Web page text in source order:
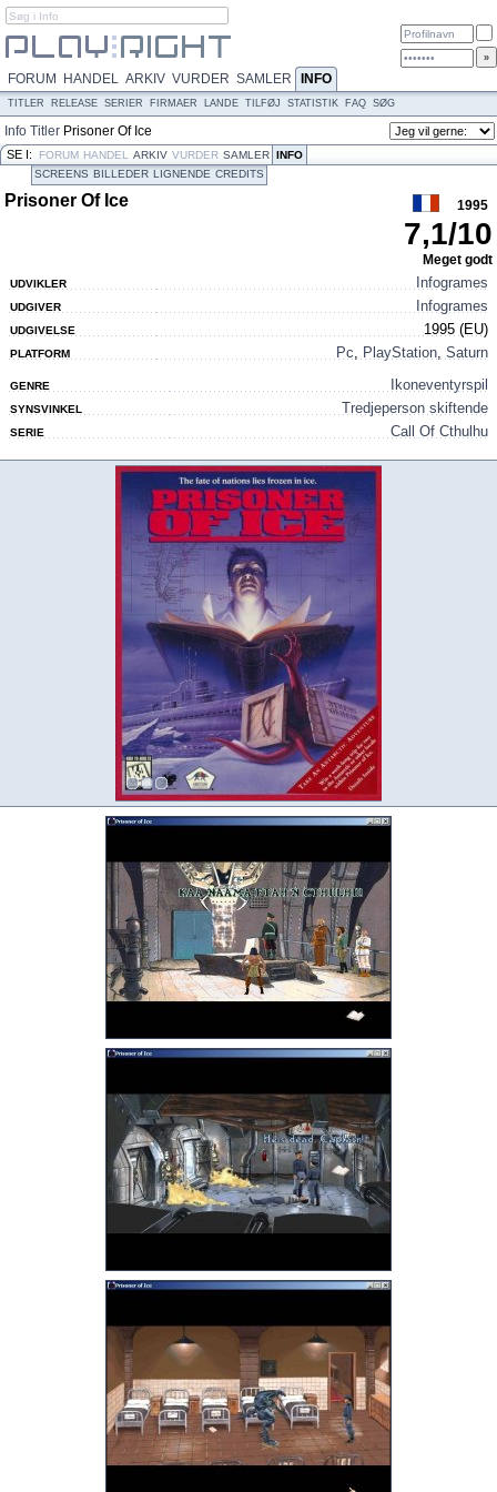
FORUM HANDEL ARKIV VURDER SAMLER INFO
TITLER RELEASE SERIER FIRMAER LANDE TILFØJ STATISTIK FAQ SØG
Info Titler Prisoner Of Ice
SE I: FORUM HANDEL ARKIV VURDER SAMLER INFO
SCREENS BILLEDER LIGNENDE CREDITS
Prisoner Of Ice 1995
7,1/10
Meget godt
UDVIKLER Infogrames
UDGIVER Infogrames
UDGIVELSE 1995 (EU)
PLATFORM Pc, PlayStation, Saturn
GENRE Ikoneventyrspil
SYNSVINKEL Tredjeperson skiftende
SERIE Call Of Cthulhu